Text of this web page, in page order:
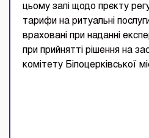
цьому залі щодо прєкту
тарифи на ритуальні
враховані при наданні
при прийнятті рішення на
комітету Білоцерківської